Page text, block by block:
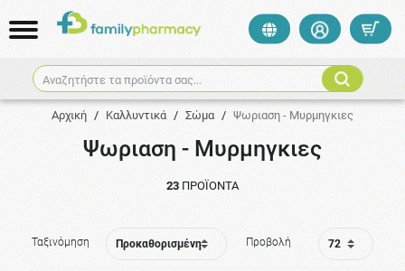
Αναζητήστε τα προϊόντα σας...
Αρχική / Καλλυντικά / Σώμα / Ψωριαση - Μυρμηγκιες
Ψωριαση - Μυρμηγκιες
23 ΠΡΟΪΌΝΤΑ
Ταξινόμηση Προβολή